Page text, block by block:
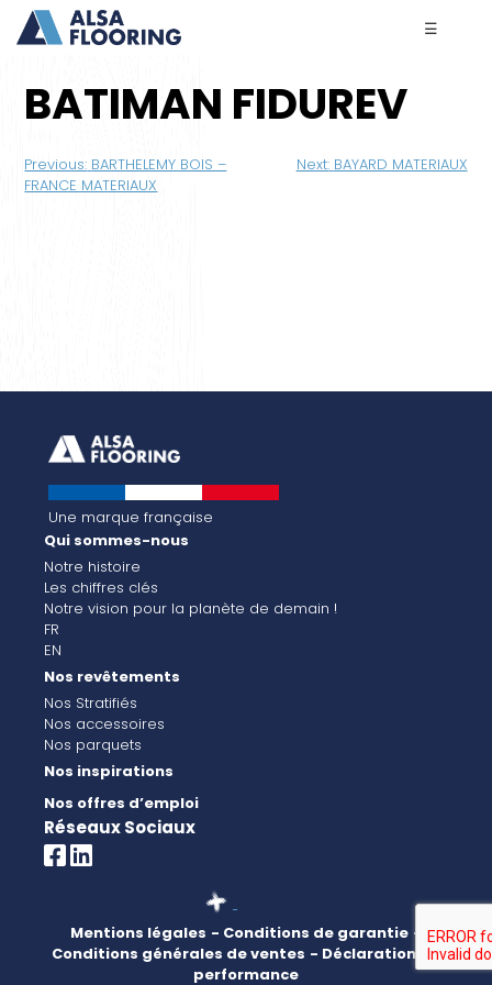
☰
BATIMAN FIDUREV
Navigation
de
Previous: BARTHELEMY BOIS –
FRANCE MATERIAUX
Next: BAYARD MATERIAUX
Une marque française
Qui sommes-nous
Notre histoire
Les chiffres clés
Notre vision pour la planète de demain !
FR
EN
Nos revêtements
Nos Stratifiés
Nos accessoires
Nos parquets
Nos inspirations
Nos offres d’emploi
Réseaux Sociaux
Mentions légales - Conditions de garantie -
Conditions générales de ventes - Déclaration de
performance